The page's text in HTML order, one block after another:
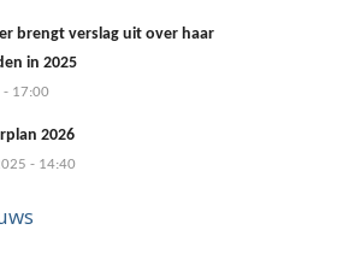
brengt verslag uit over haar
in 2025
- 17:00
2026
- 14:40